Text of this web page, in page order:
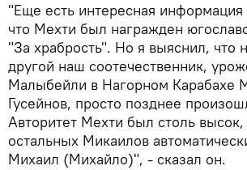
"Еще есть интересная информация
что Мехти был награжден
"За храбрость". Но я выяснил, что
другой наш соотечественник,
Малыбейли в Нагорном Карабахе
Гусейнов, просто позднее
Авторитет Мехти был столь высок,
остальных Микаилов
Михаил (Михайло)", - сказал он.